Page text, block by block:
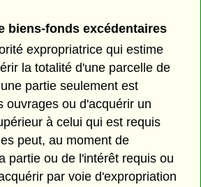
biens-fonds excédentaires
expropriatrice qui estime
la totalité d'une parcelle de
partie seulement est
ouvrages ou d'acquérir un
à celui qui est requis
peut, au moment de
partie ou de l'intérêt requis ou
par voie d'expropriation